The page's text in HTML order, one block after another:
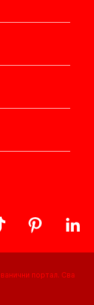
портал. Сва